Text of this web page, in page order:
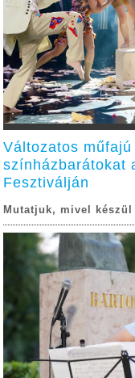
Változatos
színházbarátokat
Fesztiválján
Mutatjuk, mivel